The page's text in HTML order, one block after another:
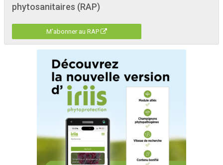
phytosanitaires (RAP)
M'abonner au RAP